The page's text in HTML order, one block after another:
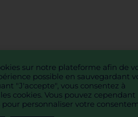
sur notre plateforme afin de
possible en sauvegardant
"J'accepte", vous consentez à
cookies. Vous pouvez cependant
pour personnaliser votre